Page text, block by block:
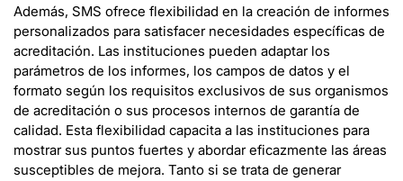
Además, SMS ofrece flexibilidad en la creación de informes
personalizados para satisfacer necesidades específicas de
acreditación. Las instituciones pueden adaptar los
parámetros de los informes, los campos de datos y el
formato según los requisitos exclusivos de sus organismos
de acreditación o sus procesos internos de garantía de
calidad. Esta flexibilidad capacita a las instituciones para
mostrar sus puntos fuertes y abordar eficazmente las áreas
susceptibles de mejora. Tanto si se trata de generar